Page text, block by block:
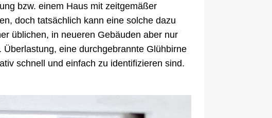
bzw. einem Haus mit zeitgemäßer
doch tatsächlich kann eine solche dazu
üblichen, in neueren Gebäuden aber nur
Überlastung, eine durchgebrannte Glühbirne
schnell und einfach zu identifizieren sind.